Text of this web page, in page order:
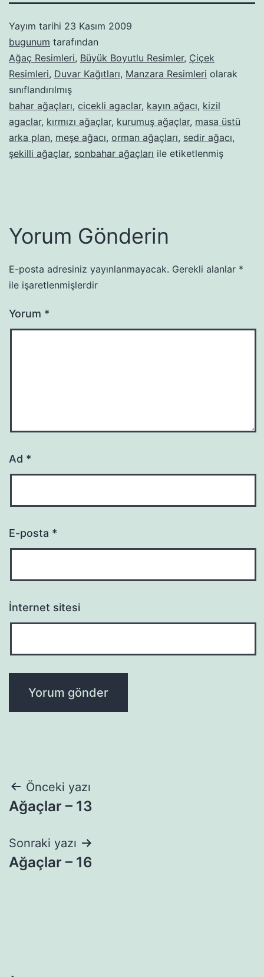
Yayım tarihi 23 Kasım 2009
bugunum tarafından
Ağaç Resimleri, Büyük Boyutlu Resimler, Çiçek
Resimleri, Duvar Kağıtları, Manzara Resimleri olarak
sınıflandırılmış
bahar ağaçları, cicekli agaclar, kayın ağacı, kizil
agaclar, kırmızı ağaçlar, kurumuş ağaçlar, masa üstü
arka plan, meşe ağacı, orman ağaçları, sedir ağacı,
şekilli ağaçlar, sonbahar ağaçları ile etiketlenmiş
Yorum Gönderin
E-posta adresiniz yayınlanmayacak. Gerekli alanlar *
ile işaretlenmişlerdir
Yorum *
Ad *
E-posta *
İnternet sitesi
Yazı
gezinmesi
Önceki yazı
Ağaçlar – 13
Sonraki yazı
Ağaçlar – 16